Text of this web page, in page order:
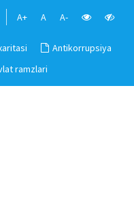
A+ A A-
Antikorrupsiya
ramzlari